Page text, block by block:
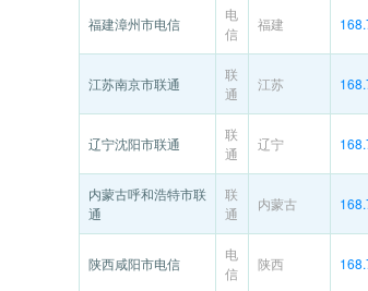
福建漳州市电信
电
信
福建
江苏南京市联通
联
通
江苏
辽宁沈阳市联通
联
通
辽宁
内蒙古呼和浩特市联
通
联
通
内蒙古
陕西咸阳市电信
电
信
陕西